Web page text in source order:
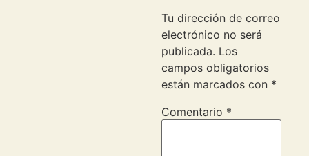
Tu dirección de correo
electrónico no será
publicada. Los
campos obligatorios
están marcados con *
Comentario *